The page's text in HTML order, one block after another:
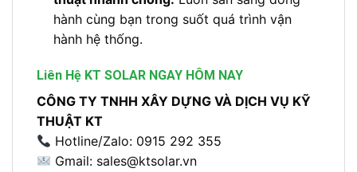
hành cùng bạn trong suốt quá trình vận
hành hệ thống.
Liên Hệ KT SOLAR NGAY HÔM NAY
CÔNG TY TNHH XÂY DỰNG VÀ DỊCH VỤ KỸ
THUẬT KT
Hotline/Zalo: 0915 292 355
Gmail: sales@ktsolar.vn